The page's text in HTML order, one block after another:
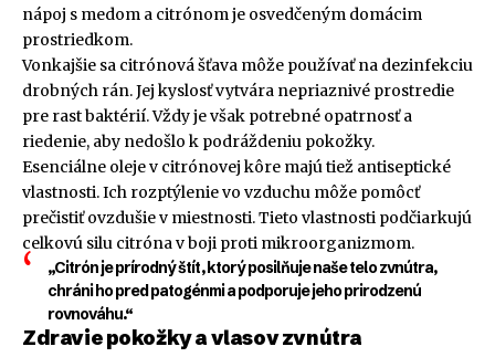
nápoj s medom a citrónom je osvedčeným domácim
prostriedkom.
Vonkajšie sa citrónová šťava môže používať na dezinfekciu
drobných rán. Jej kyslosť vytvára nepriaznivé prostredie
pre rast baktérií. Vždy je však potrebné opatrnosť a
riedenie, aby nedošlo k podráždeniu pokožky.
Esenciálne oleje v citrónovej kôre majú tiež antiseptické
vlastnosti. Ich rozptýlenie vo vzduchu môže pomôcť
prečistiť ovzdušie v miestnosti. Tieto vlastnosti podčiarkujú
celkovú silu citróna v boji proti mikroorganizmom.
„Citrón je prírodný štít, ktorý posilňuje naše telo zvnútra,
chráni ho pred patogénmi a podporuje jeho prirodzenú
rovnováhu.“
Zdravie pokožky a vlasov zvnútra